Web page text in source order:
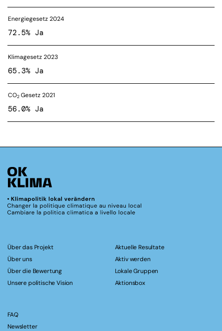
Energiegesetz 2024
72.5% Ja
Klimagesetz 2023
65.3% Ja
CO2 Gesetz 2021
56.0% Ja
Über das Projekt
Über uns
Über die Bewertung
Unsere politische Vision
Aktuelle Resultate
Aktiv werden
Lokale Gruppen
Aktionsbox
FAQ
Newsletter